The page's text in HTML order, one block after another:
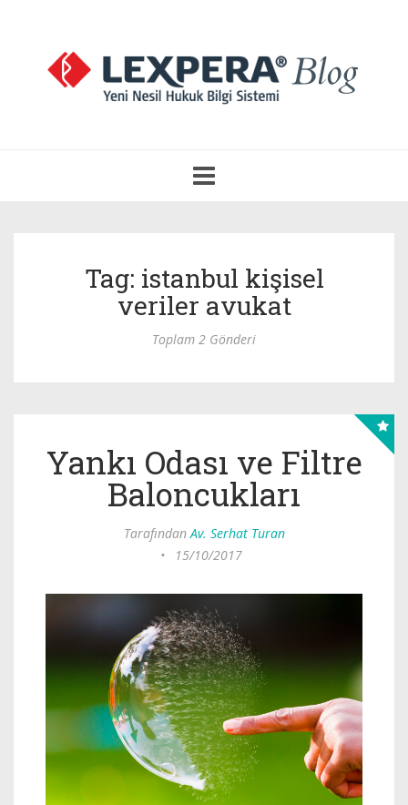
Aç
Tag: istanbul kişisel
veriler avukat
Toplam 2 Gönderi
Yankı Odası ve Filtre
Baloncukları
TarafındanAv. Serhat Turan
•
15/10/2017